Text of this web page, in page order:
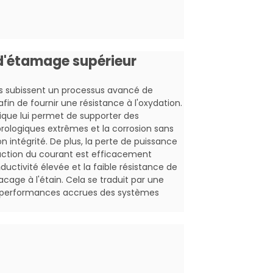
supérieur
subissent un processus avancé de
de fournir une résistance à l'oxydation.
lui permet de supporter des
extrêmes et la corrosion sans
intégrité. De plus, la perte de puissance
du courant est efficacement
élevée et la faible résistance de
à l'étain. Cela se traduit par une
accrues des systèmes
à la rupture ≥ 50%